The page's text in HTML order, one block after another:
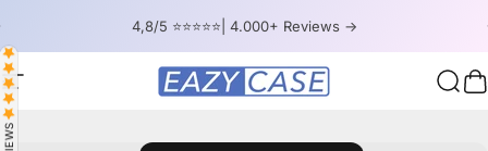
4,8/5 ⭐⭐⭐⭐⭐| 4.000+ Reviews ->
Seitennavigation EAZY CASE